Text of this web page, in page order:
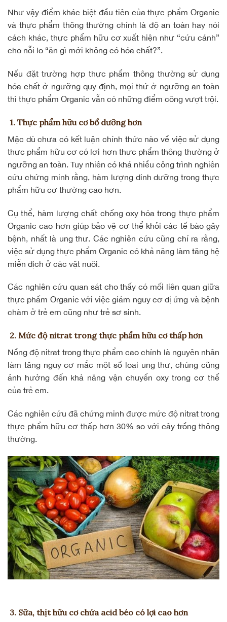
Như vậy điểm khác biệt đầu tiên của thực phẩm Organic
và thực phẩm thông thường chính là độ an toàn hay nói
cách khác, thực phẩm hữu cơ xuất hiện như “cứu cánh”
cho nỗi lo “ăn gì mới không có hóa chất?”.
Nếu đặt trường hợp thực phẩm thông thường sử dụng
hóa chất ở ngưỡng quy định, mọi thứ ở ngưỡng an toàn
thì thực phẩm Organic vẫn có những điểm công vượt trội.
1. Thực phẩm hữu cơ bổ dưỡng hơn
Mặc dù chưa có kết luận chính thức nào về việc sử dụng
thực phẩm hữu cơ có lợi hơn thực phẩm thông thường ở
ngưỡng an toàn. Tuy nhiên có khá nhiều công trình nghiên
cứu chứng minh rằng, hàm lượng dinh dưỡng trong thực
phẩm hữu cơ thường cao hơn.
Cụ thể, hàm lượngchất chống oxy hóa trong thực phẩm
Organic cao hơn giúp bảo vệ cơ thể khỏi các tế bào gây
bệnh, nhất là ung thư. Các nghiên cứu cũng chỉ ra rằng,
việc sử dụng thực phẩm Organic có khả năng làm tăng hệ
miễn dịch ở các vật nuôi.
Các nghiên cứu quan sát cho thấy có mối liên quan giữa
thực phẩm Organic với việc giảm nguy cơ dị ứng và bệnh
chàm ở trẻ em cũng như trẻ sơ sinh.
2. Mức độ nitrat trong thực phẩm hữu cơ thấp hơn
Nồng độ nitrat trong thực phẩm cao chính là nguyên nhân
làm tăng nguy cơ mắc một số loại ung thư, chúng cũng
ảnh hưởng đến khả năng vận chuyển oxy trong cơ thể
của trẻ em.
Các nghiên cứu đã chứng minh được mức độ nitrat trong
thực phẩm hữu cơ thấp hơn 30% so với cây trồng thông
thường.
3. Sữa, thịt hữu cơ chứa acid béo có lợi cao hơn